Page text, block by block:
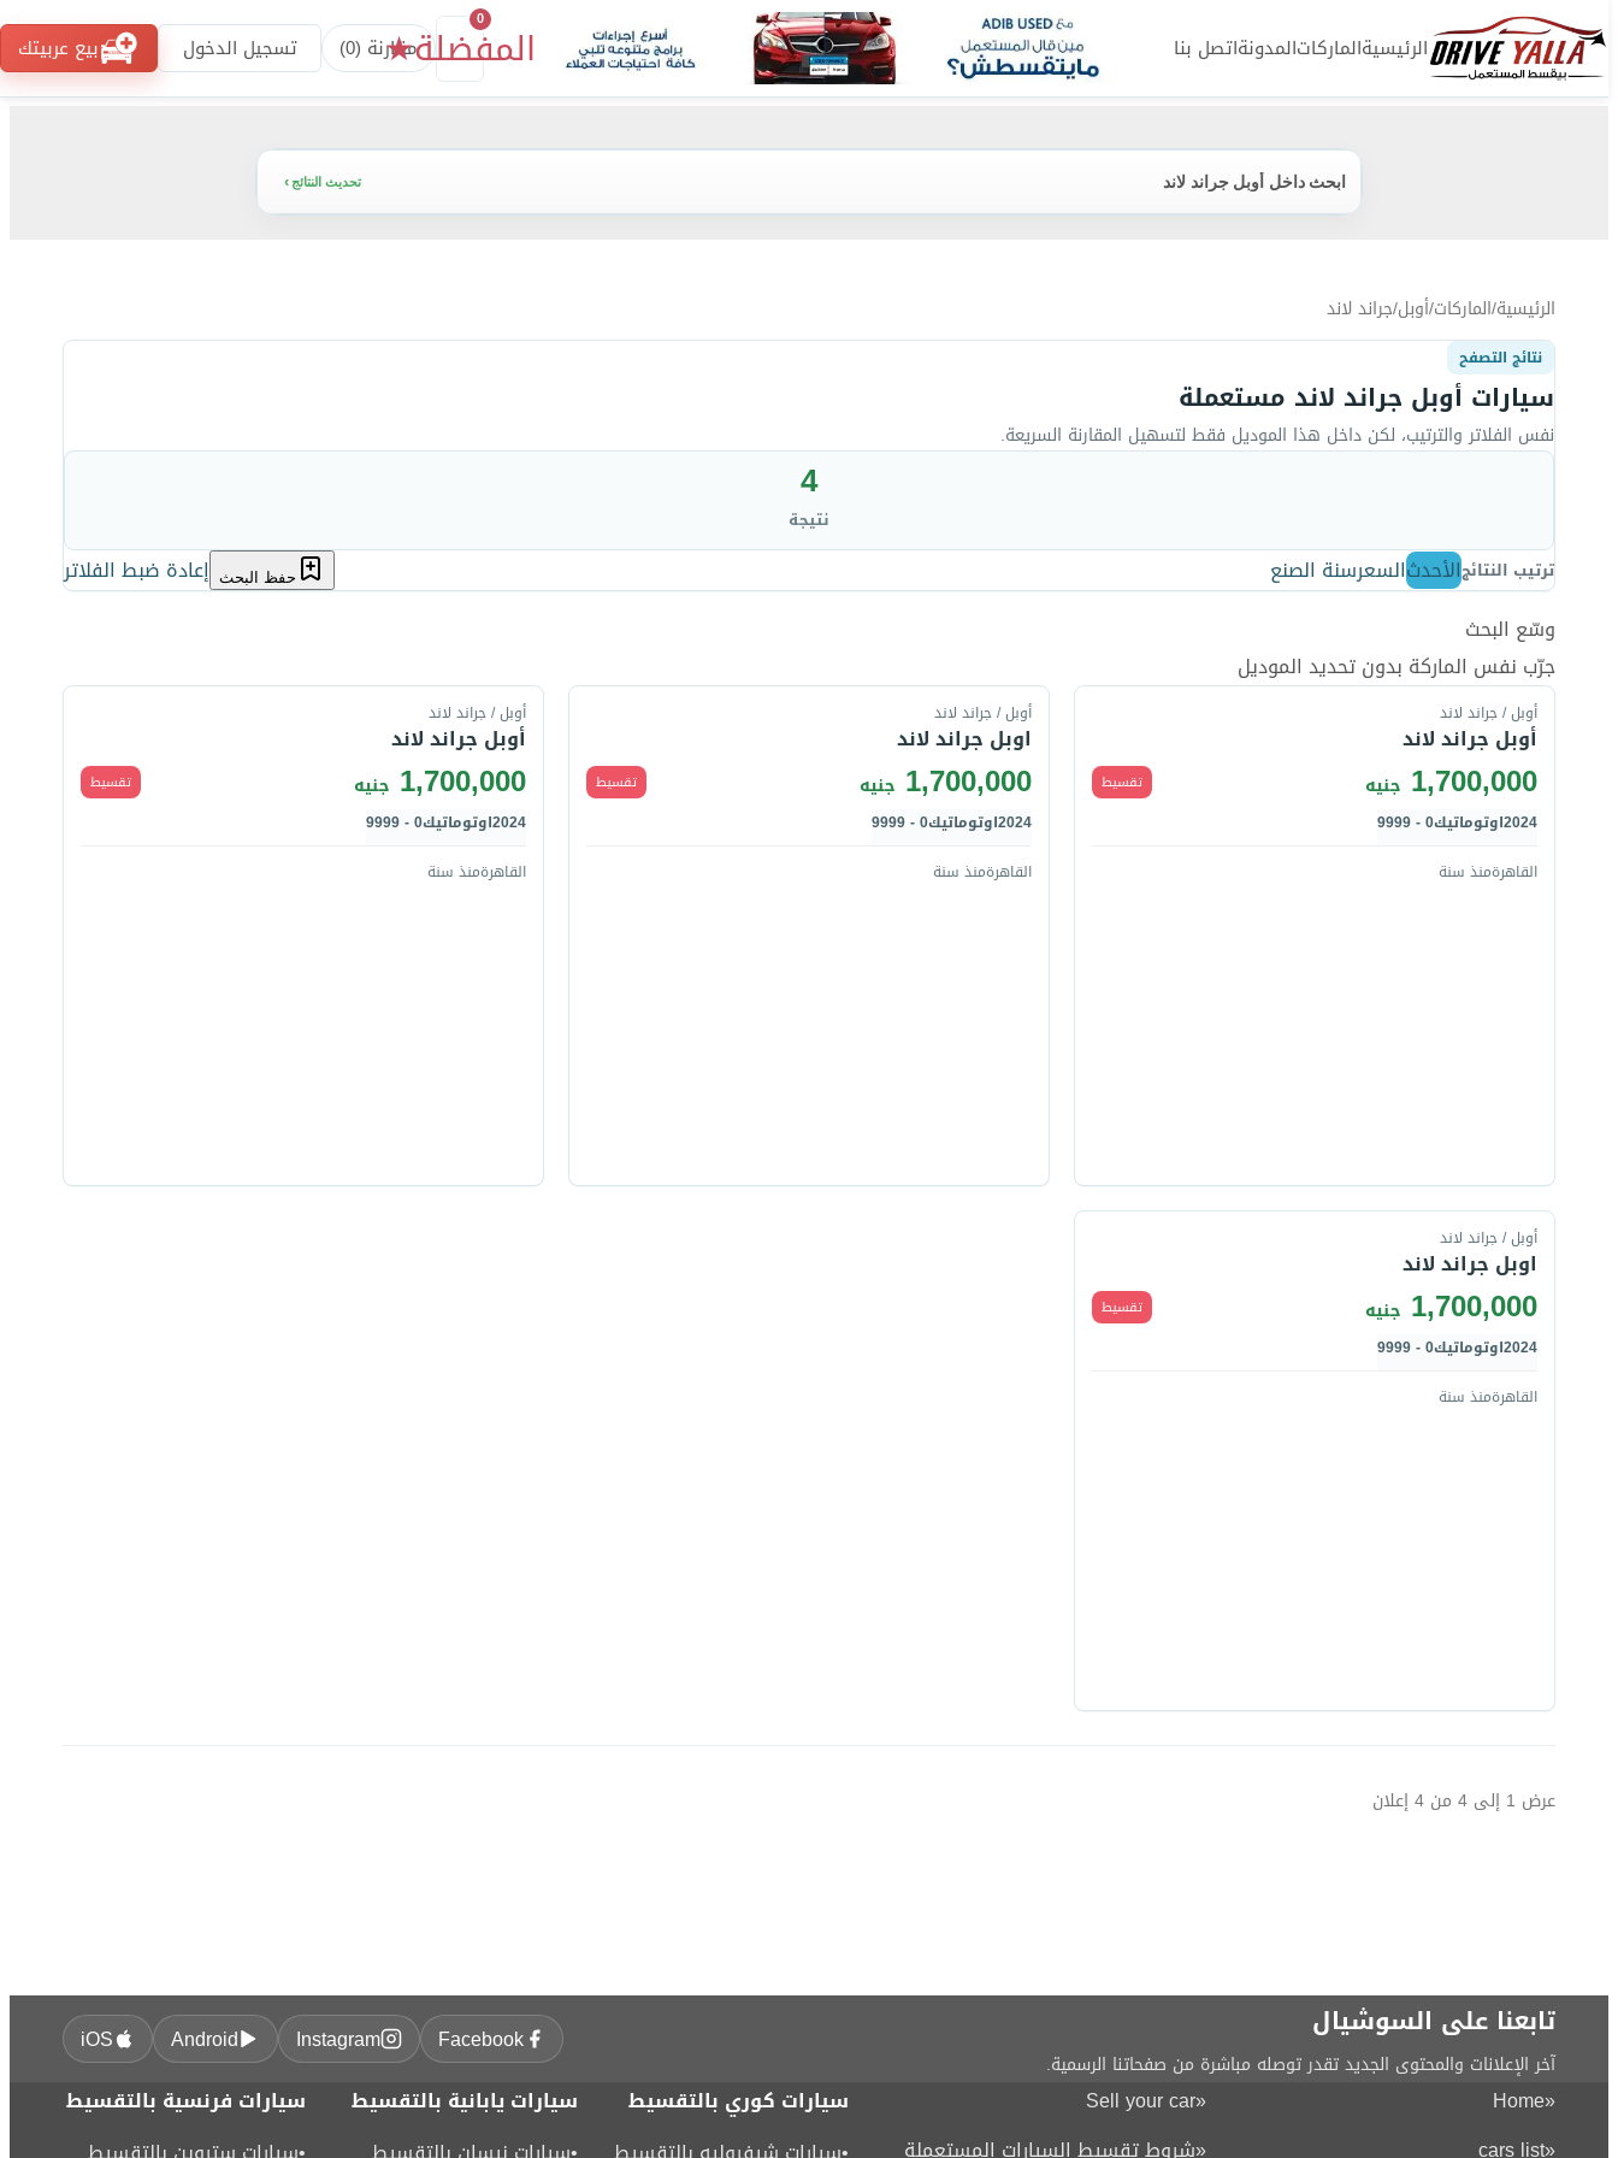
الرئيسيةالماركاتالمدونةاتصل بنا المفضلة
0
★
مقارنة (0
) تسجيل الدخول بيع عربيتك
ابحث داخل أوبل جراند لاند تحديث النتائج
الرئيسية/الماركات/أوبل/جراند لاند
نتائج التصفح
سيارات أوبل جراند لاند مستعملة
نفس الفلاتر والترتيب، لكن داخل هذا الموديل فقط لتسهيل المقارنة السريعة.
4
نتيجة
ترتيب النتائجالأحدثالسعرسنة الصنع حفظ البحث إعادة ضبط الفلاتر
وسّع البحث
جرّب نفس الماركة بدون تحديد الموديل
أوبل / جراند لاند
أوبل جراند لاند
1,700,000 جنيه تقسيط
2024اوتوماتيك0 - 9999
القاهرةمنذ سنة
أوبل / جراند لاند
اوبل جراند لاند
1,700,000 جنيه تقسيط
2024اوتوماتيك0 - 9999
القاهرةمنذ سنة
أوبل / جراند لاند
أوبل جراند لاند
1,700,000 جنيه تقسيط
2024اوتوماتيك0 - 9999
القاهرةمنذ سنة
أوبل / جراند لاند
اوبل جراند لاند
1,700,000 جنيه تقسيط
2024اوتوماتيك0 - 9999
القاهرةمنذ سنة
عرض 1 إلى 4 من 4 إعلان
تابعنا على السوشيال
آخر الإعلانات والمحتوى الجديد تقدر توصله مباشرة من صفحاتنا الرسمية.
Facebook
Instagram
Android
iOS
«
Home
«
cars list
«
Sell your car
«شروط تقسيط السيارات المستعملة
سيارات كوري بالتقسيط
سيارات يابانية بالتقسيط
سيارات فرنسية بالتقسيط